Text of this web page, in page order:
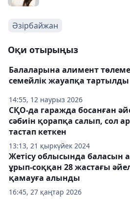
Әзірбайжан
Оқи отырыңыз
14:55, 12 наурыз 2026
Балаларына алимент
семейлік жауапқа тартылды
13:13, 21 қыркүйек 2024
СҚО-да гаражда босанған
сәбиін қорапқа салып, сол
тастап кеткен
16:45, 27 қаңтар 2026
Жетісу облысында баласын
ұрып-соққан 28 жастағы
қамауға алынды